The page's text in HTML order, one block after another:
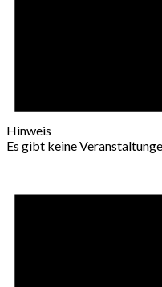
Hinweis
Es gibt keine